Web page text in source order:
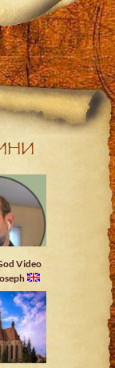
Video